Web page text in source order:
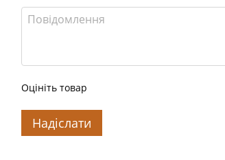
Оцініть товар
Надіслати